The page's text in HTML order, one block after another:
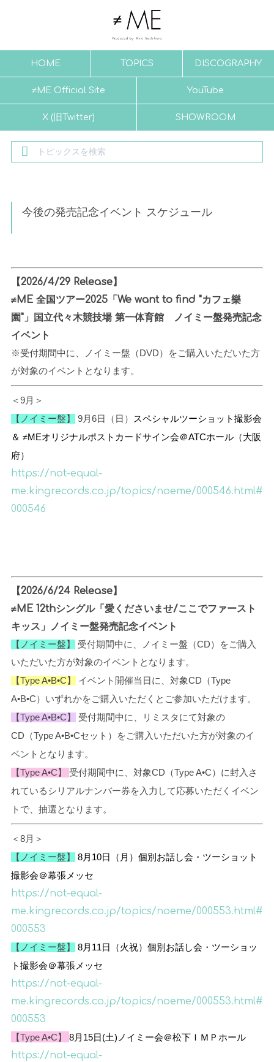
HOME TOPICS DISCOGRAPHY
≠ME Official Site YouTube
X (旧Twitter) SHOWROOM
今後の発売記念イベント スケジュール
【2026/4/29 Release】
≠ME 全国ツアー2025「We want to find "カフェ樂
園"」国立代々木競技場 第一体育館 ノイミー盤発売記念
イベント
※受付期間中に、ノイミー盤（DVD）をご購入いただいた方
が対象のイベントとなります。
＜9月＞
【ノイミー盤】
9月6日（日）
スペシャルツーショット撮影会
＆ ≠MEオリジナルポストカードサイン会＠ATCホール（大阪
府）
https://not-equal-
me.kingrecords.co.jp/topics/noeme/000546.html#
000546
【2026/6/24 Release】
≠ME 12thシングル「愛くださいませ/ここでファースト
キッス」ノイミー盤発売記念イベント
【ノイミー盤】 受付期間中に、
ノイミー盤（CD）をご購入
いただいた方が対象のイベントとなります。
【Type A•B•C】 イベント開催当日に、対象CD （Type
A•B•C）いずれかをご購入いただくとご参加いただけます。
【Type A•B•C】 受付期間中に、 リミスタにて対象の
CD （Type A•B•Cセット）
をご購入いただいた方が対象のイ
ベントとなります。
【Type A•C】 受付期間中に、 対象CD （Type A•C）に封入さ
れているシリアルナンバー券を入力して応募いただく イベン
トで、抽選となります。
＜8月＞
【ノイミー盤】
8月 10日（月） 個別お話し会・ツーショット
撮影会＠幕張メッセ
https://not-equal-
me.kingrecords.co.jp/topics/noeme/000553.html#
000553
【ノイミー盤】 8月 11 日（火祝） 個別お話し会・ツーショッ
ト撮影会＠幕張メッセ
https://not-equal-
me.kingrecords.co.jp/topics/noeme/000553.html#
000553
【Type A•C】 8月15日(土)ノイミー会＠松下ＩＭＰホール
https://not-equal-